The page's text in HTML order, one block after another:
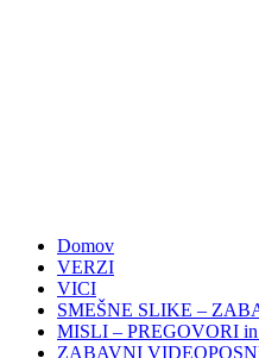
Domov
VERZI
VICI
SMEŠNE SLIKE –
MISLI – PREGOVORI
ZABAVNI